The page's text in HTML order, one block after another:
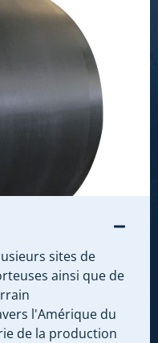
sites de
ainsi que de
l'Amérique du
de la production